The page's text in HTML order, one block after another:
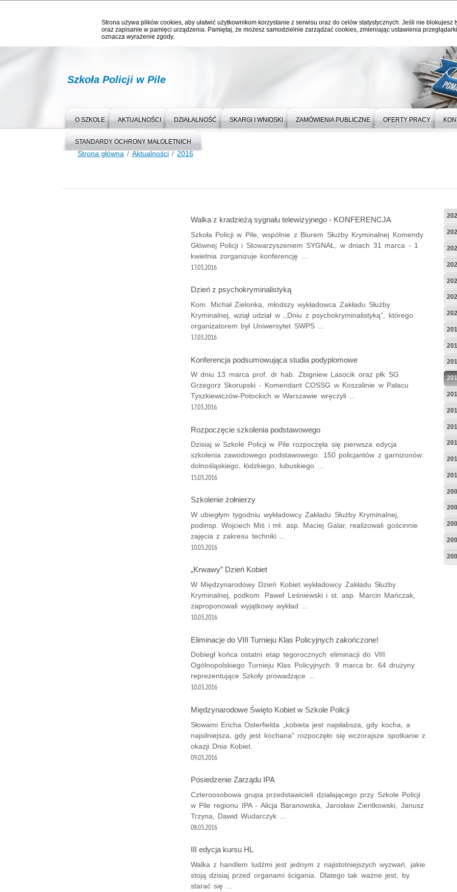
Strona używa plików cookies, aby ułatwić użytkownikom korzystanie z serwisu oraz do celów statystycznych. Jeśli nie blokujesz
oraz zapisanie w pamięci urządzenia. Pamiętaj, że możesz samodzielnie zarządzać cookies, zmieniając ustawienia
oznacza wyrażenie zgody.
Szkoła Policji w Pile
O SZKOLE AKTUALNOŚCI DZIAŁALNOŚĆ SKARGI I WNIOSKI ZAMÓWIENIA PUBLICZNE OFERTY PRACY
STANDARDY OCHRONY MAŁOLETNICH
Strona główna Aktualności 2016
Walka z kradzieżą sygnału telewizyjnego - KONFERENCJA
Szkoła Policji w Pile, wspólnie z Biurem Służby Kryminalnej Komendy
Głównej Policji i Stowarzyszeniem SYGNAŁ, w dniach 31 marca - 1
kwietnia zorganizuje konferencję ...
17.03.2016
Dzień z psychokryminalistyką
Kom. Michał Zielonka, młodszy wykładowca Zakładu Służby
Kryminalnej, wziął udział w ,,Dniu z psychokryminalistyką”, którego
organizatorem był Uniwersytet SWPS ...
17.03.2016
Konferencja podsumowująca studia podyplomowe
W dniu 13 marca prof. dr hab. Zbigniew Lasocik oraz płk SG
Grzegorz Skorupski - Komendant COSSG w Koszalinie w Pałacu
Tyszkiewiczów-Potockich w Warszawie wręczyli ...
17.03.2016
Rozpoczęcie szkolenia podstawowego
Dzisiaj w Szkole Policji w Pile rozpoczęła się pierwsza edycja
szkolenia zawodowego podstawowego. 150 policjantów z garnizonów:
dolnośląskiego, łódzkiego, lubuskiego ...
15.03.2016
Szkolenie żołnierzy
W ubiegłym tygodniu wykładowcy Zakładu Służby Kryminalnej,
podinsp. Wojciech Miś i mł. asp. Maciej Galar, realizowali gościnnie
zajęcia z zakresu techniki ...
10.03.2016
„Krwawy” Dzień Kobiet
W Międzynarodowy Dzień Kobiet wykładowcy Zakładu Służby
Kryminalnej, podkom. Paweł Leśniewski i st. asp. Marcin Mańczak,
zaproponowali wyjątkowy wykład ...
10.03.2016
Eliminacje do VIII Turnieju Klas Policyjnych zakończone!
Dobiegł końca ostatni etap tegorocznych eliminacji do VIII
Ogólnopolskiego Turnieju Klas Policyjnych. 9 marca br. 64 drużyny
reprezentujące Szkoły prowadzące ...
10.03.2016
Międzynarodowe Święto Kobiet w Szkole Policji
Słowami Ericha Osterfielda „kobieta jest najsłabsza, gdy kocha, a
najsilniejsza, gdy jest kochana” rozpoczęło się wczorajsze spotkanie z
okazji Dnia Kobiet.
09.03.2016
Posiedzenie Zarządu IPA
Czteroosobowa grupa przedstawicieli działającego przy Szkole Policji
w Pile regionu IPA - Alicja Baranowska, Jarosław Zientkowski, Janusz
Trzyna, Dawid Wudarczyk ...
08.03.2016
III edycja kursu HL
Walka z handlem ludźmi jest jednym z najistotniejszych wyzwań, jakie
stoją dzisiaj przed organami ścigania. Dlatego tak ważne jest, by
starać się ...